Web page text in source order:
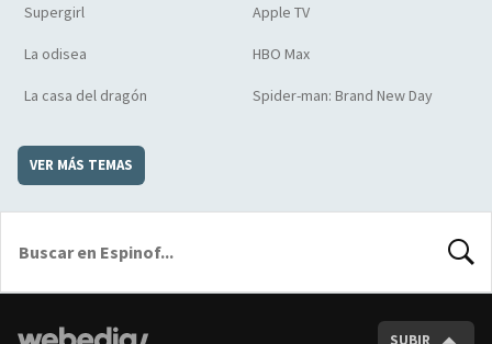
Supergirl Apple TV
La odisea HBO Max
La casa del dragón Spider-man: Brand New Day
VER MÁS TEMAS
SUBIR